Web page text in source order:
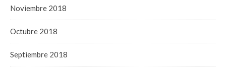
Noviembre 2018
Octubre 2018
Septiembre 2018